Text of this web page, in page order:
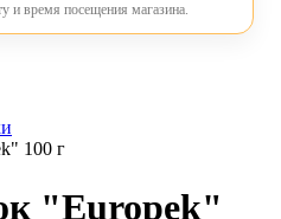
и время посещения магазина.
100 г
"Europek"